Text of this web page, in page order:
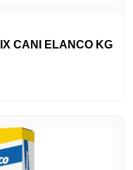
CANI ELANCO KG